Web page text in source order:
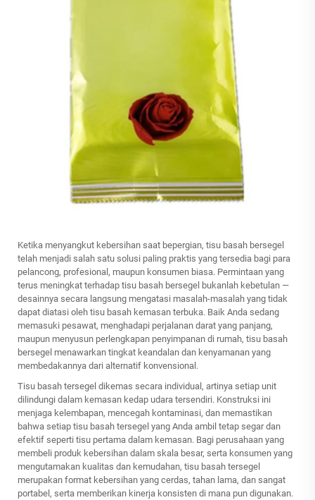
Ketika menyangkut kebersihan saat bepergian, tisu basah bersegel
telah menjadi salah satu solusi paling praktis yang tersedia bagi para
pelancong, profesional, maupun konsumen biasa. Permintaan yang
terus meningkat terhadap tisu basah bersegel bukanlah kebetulan —
desainnya secara langsung mengatasi masalah-masalah yang tidak
dapat diatasi oleh tisu basah kemasan terbuka. Baik Anda sedang
memasuki pesawat, menghadapi perjalanan darat yang panjang,
maupun menyusun perlengkapan penyimpanan di rumah, tisu basah
bersegel menawarkan tingkat keandalan dan kenyamanan yang
membedakannya dari alternatif konvensional.
Tisu basah tersegel dikemas secara individual, artinya setiap unit
dilindungi dalam kemasan kedap udara tersendiri. Konstruksi ini
menjaga kelembapan, mencegah kontaminasi, dan memastikan
bahwa setiap tisu basah tersegel yang Anda ambil tetap segar dan
efektif seperti tisu pertama dalam kemasan. Bagi perusahaan yang
membeli produk kebersihan dalam skala besar, serta konsumen yang
mengutamakan kualitas dan kemudahan, tisu basah tersegel
merupakan format kebersihan yang cerdas, tahan lama, dan sangat
portabel, serta memberikan kinerja konsisten di mana pun digunakan.